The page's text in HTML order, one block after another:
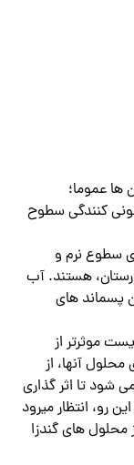
ها عموما؛
کنندگی سطوح
سطوع نرم و
هستند. آب
پسماند های
موثرتر از
محلول آنها، از
شود تا اثر گذاری
رو، انتظار میرود
محلول های گندزا